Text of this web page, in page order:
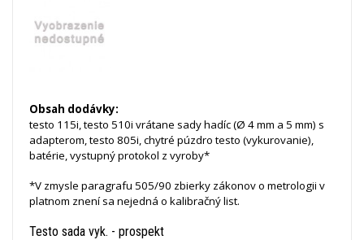
Obsah dodávky:
testo 115i, testo 510i vrátane sady hadíc (Ø 4 mm a 5 mm) s
adapterom, testo 805i, chytré púzdro testo (vykurovanie),
batérie, vystupný protokol z vyroby*
*V zmysle paragrafu 505/90 zbierky zákonov o metrologii v
platnom znení sa nejedná o kalibračný list.
Testo sada vyk. - prospekt